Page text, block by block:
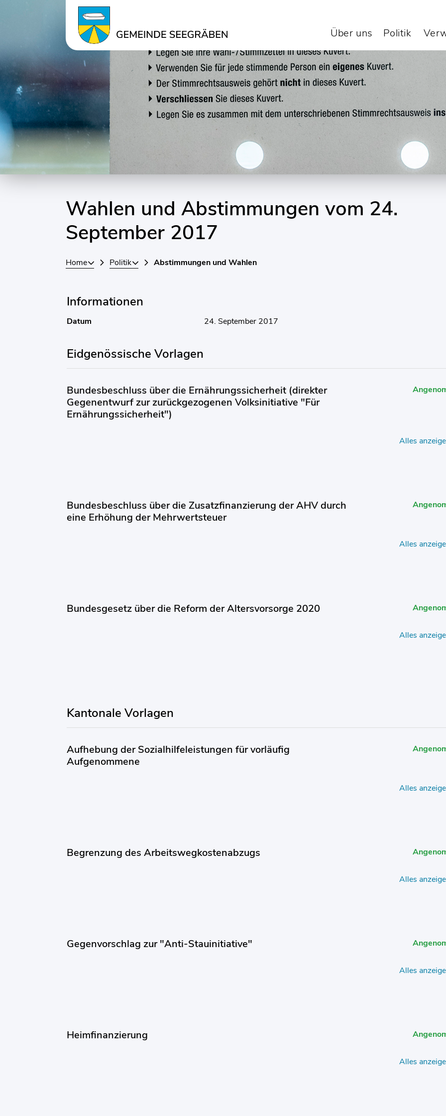
Kopfzeile
Über uns Politik
Wahlen und Abstimmungen vom 24.
September 2017
Home Politik Abstimmungen und Wahlen
Informationen
Datum 24. September 2017
Eidgenössische Vorlagen
Bundesbeschluss über die Ernährungssicherheit (direkter
Gegenentwurf zur zurückgezogenen Volksinitiative "Für
Ernährungssicherheit")
Alles
Bundesbeschluss über die Zusatzfinanzierung der AHV durch
eine Erhöhung der Mehrwertsteuer
Alles
Bundesgesetz über die Reform der Altersvorsorge 2020
Alles
Kantonale Vorlagen
Aufhebung der Sozialhilfeleistungen für vorläufig
Aufgenommene
Alles
Begrenzung des Arbeitswegkostenabzugs
Alles
Gegenvorschlag zur "Anti-Stauinitiative"
Alles
Heimfinanzierung
Alles